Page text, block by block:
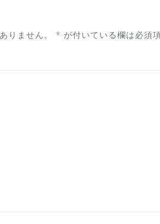
りません。 * が付いている欄は必須